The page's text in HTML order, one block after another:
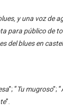
y una voz de
para público de
del blues en
”; “Tu mugroso”; “
”.